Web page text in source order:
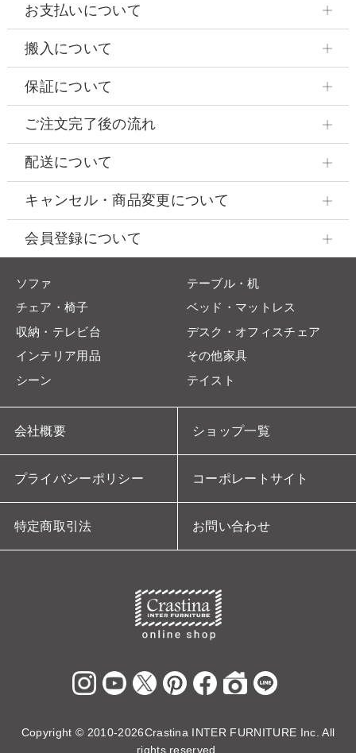
お支払いについて
搬入について
保証について
ご注文完了後の流れ
配送について
キャンセル・商品変更について
会員登録について
会社概要 ショップ一覧
プライバシーポリシー コーポレートサイト
特定商取引法 お問い合わせ
ソファ
テーブル・机
チェア・椅子
ベッド・マットレス
収納・テレビ台
デスク・オフィスチェア
インテリア用品
その他家具
シーン
テイスト
Copyright © 2010-2026Crastina INTER FURNITURE Inc. All
rights reserved.